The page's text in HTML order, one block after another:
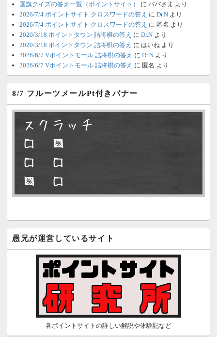
6/8 4:39（Dr.N）
Vポイントモールが6：00までメンテナ
ンスとのことなので、本日分の更新は
難しいかもしれません。
6/6 18:51（Dr.N）
明日、6月7日分の更新は昼頃になって
ん。
6/2 10:04
ました。
6/2 2:22
5/26 2:52（Dr.N）
時間の都合が付かないため、5月26日の
更新は休みます。申し訳ありません。
5/23 16:32 （Dr.N）
時間の都合が付かないため、5月24日の
更新は休みます。申し訳ありません。
国旗クイズの答え一覧（ポイントサイト）
に パパさま より
2026/7/4 ポイントサイト クロスワードの答え に Dr.N より
2026/7/4 ポイントサイト クロスワードの答え に 匿名 より
2020/3/18 ポイントタウン 詰将棋の答え に Dr.N より
2020/3/18 ポイントタウン 詰将棋の答え に はいね より
2026/6/7 Vポイントモール 詰将棋の答え に Dr.N より
2026/6/7 Vポイントモール 詰将棋の答え に 匿名 より
8/7 フルーツメールPt付きバナー
スクラッチ
□ ■
□ □
■ □
□ □
■ □
□ ■
愚兄が運営しているサイト
各ポイントサイトの詳しい解説や体験記など